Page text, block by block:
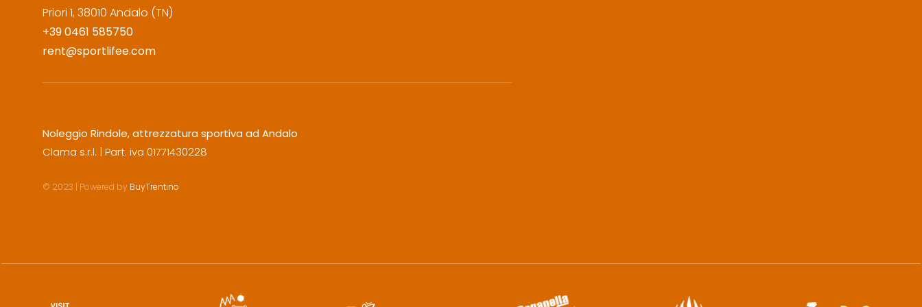
Priori 1, 38010 Andalo (TN)
+39 0461 585750
rent@sportlifee.com
Noleggio Rindole, attrezzatura sportiva ad Andalo
Clama s.r.l. | Part. iva 01771430228
© 2023 | Powered by BuyTrentino